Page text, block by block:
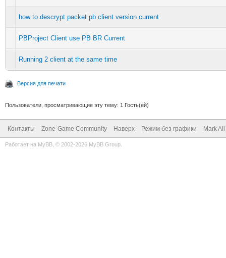
how to descrypt packet pb client version current
PBProject Client use PB BR Current
Running 2 client at the same time
Версия для печати
Пользователи, просматривающие эту тему: 1 Гость(ей)
Контакты Zone-Game Community Наверх Режим без графики Mark
Работает на MyBB , © 2002-2026 MyBB Group